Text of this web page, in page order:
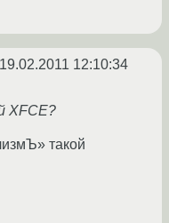
19.02.2011 12:10:34
XFCE?
такой